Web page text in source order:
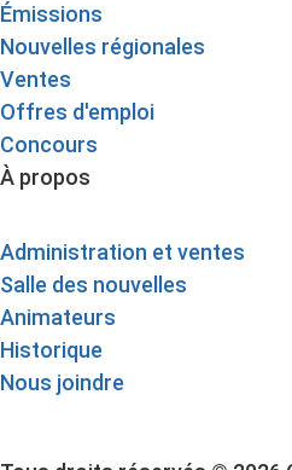
Émissions
Nouvelles régionales
Ventes
Offres d'emploi
Concours
À propos
Administration et ventes
Salle des nouvelles
Animateurs
Historique
Nous joindre